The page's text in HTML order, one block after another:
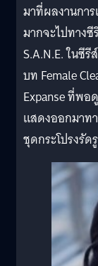
มาที่ผลงานกา
มากจะไปทาง
S.A.N.E. ในซี
บท Female
Expanse ที่พอ
แสดงออกมาท
ชุดกระโปรงรั